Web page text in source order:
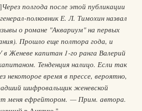
Через полгода после этой публикации
полковник Е. Л. Тимохин назвал
о романе "Аквариум" на первых
Прошло еще полтора года, и
Женеве капитан 1-го ранга Валерий
Тенденция налицо. Если так
некоторое время в прессе, вероятно,
шифровальщик женевской
меня ефрейтором. — Прим. автора.